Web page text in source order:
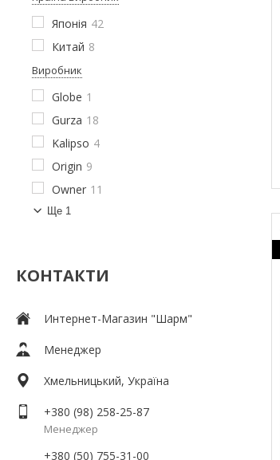
Японія 42
Китай 8
Виробник
Globe 1
Gurza 18
Kalipso 4
Origin 9
Owner 11
Ще 1
КОНТАКТИ
Интернет-Магазин "Шарм"
Менеджер
Хмельницький, Україна
+380 (98) 258-25-87
Менеджер
+380 (50) 755-31-00